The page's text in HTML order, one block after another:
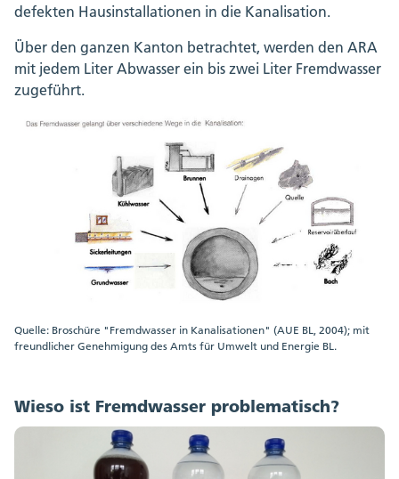
defekten Hausinstallationen in die Kanalisation.
Über den ganzen Kanton betrachtet, werden den ARA
mit jedem Liter Abwasser ein bis zwei Liter Fremdwasser
zugeführt.
Quelle: Broschüre "Fremdwasser in Kanalisationen" (AUE BL, 2004); mit
freundlicher Genehmigung des Amts für Umwelt und Energie BL.
Wieso ist Fremdwasser problematisch?